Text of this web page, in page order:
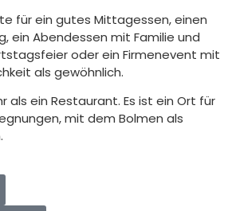
für ein gutes Mittagessen, einen
ein Abendessen mit Familie und
oder ein Firmenevent mit
als gewöhnlich.
als ein Restaurant. Es ist ein Ort für
mit dem Bolmen als